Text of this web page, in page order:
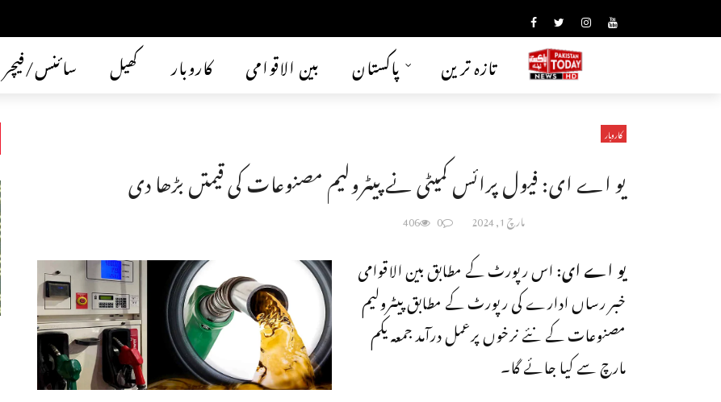
سائنس/فیچر کھیل کاروبار بین الاقوامی پاکستان تازہ ترین
کاروبار
یو اے ای: فیول پرائس کمیٹی نے پیٹرولیم مصنوعات کی قیمتں بڑھا دی
مارچ 1, 2024 0
406
یو اے ای:اس رپورٹ کے مطابق بین الاقوامی
خبر رساں ادارے کی رپورٹ کے مطابق پیٹرولیم
مصنوعات کے نئے نرخوں پرعمل درآمد جمعہ یکم
مارچ سے کیا جائے گا۔